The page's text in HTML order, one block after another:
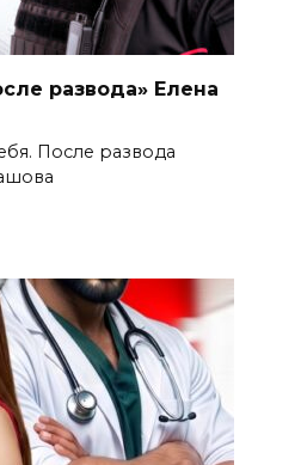
развода» Елена
После развода